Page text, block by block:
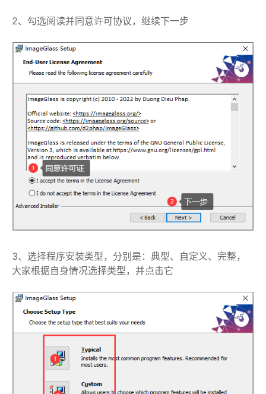
2、勾选阅读并同意许可协议，继续下一步
3、选择程序安装类型，分别是：典型、自定义、完整，
大家根据自身情况选择类型，并点击它